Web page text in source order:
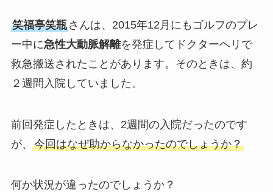
笑福亭笑瓶さんは、2015年12月にもゴルフのプレ
ー中に急性大動脈解離を発症してドクターヘリで
救急搬送されたことがあります。そのときは、約
２週間入院していました。
前回発症したときは、2週間の入院だったのです
が、 今回はなぜ助からなかったのでしょうか？
何か状況が違ったのでしょうか？